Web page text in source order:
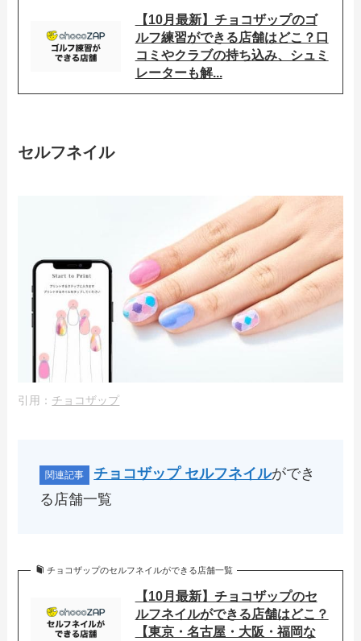
【10月最新】チョコザップのゴ
ルフ練習ができる店舗はどこ？口
コミやクラブの持ち込み、シュミ
レーターも解...
セルフネイル
引用： チョコザップ
チョコザップ セルフネイルができ
る店舗一覧
チョコザップのセルフネイルができる店舗一覧
【10月最新】チョコザップのセ
ルフネイルができる店舗はどこ？
【東京・名古屋・大阪・福岡な